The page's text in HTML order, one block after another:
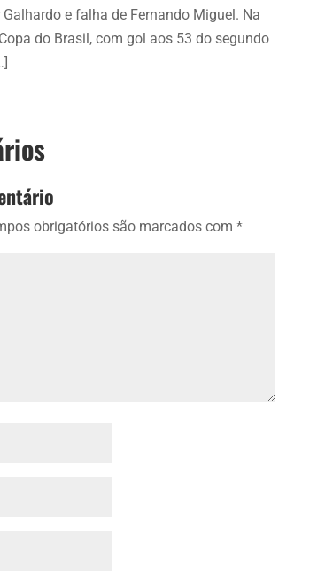
e falha de Fernando Miguel. Na
do Brasil, com gol aos 53 do segundo
obrigatórios são marcados com *